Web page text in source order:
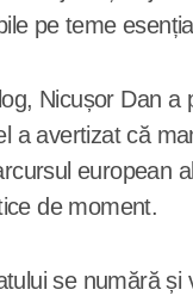
pe teme
Nicușor Dan
a avertizat că
european
de moment.
se numără